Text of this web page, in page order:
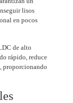
lisos
en pocos
de alto
rápido, reduce
proporcionando